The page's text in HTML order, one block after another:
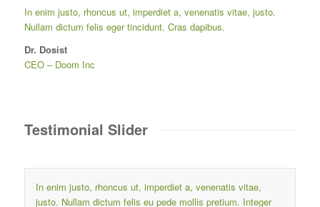
In enim justo, rhoncus ut, imperdiet a, venenatis vitae, justo.
Nullam dictum felis eger tincidunt. Cras dapibus.
Dr. Dosist
CEO– Doom Inc
Testimonial Slider
In enim justo, rhoncus ut, imperdiet a, venenatis vitae,
justo. Nullam dictum felis eu pede mollis pretium. Integer